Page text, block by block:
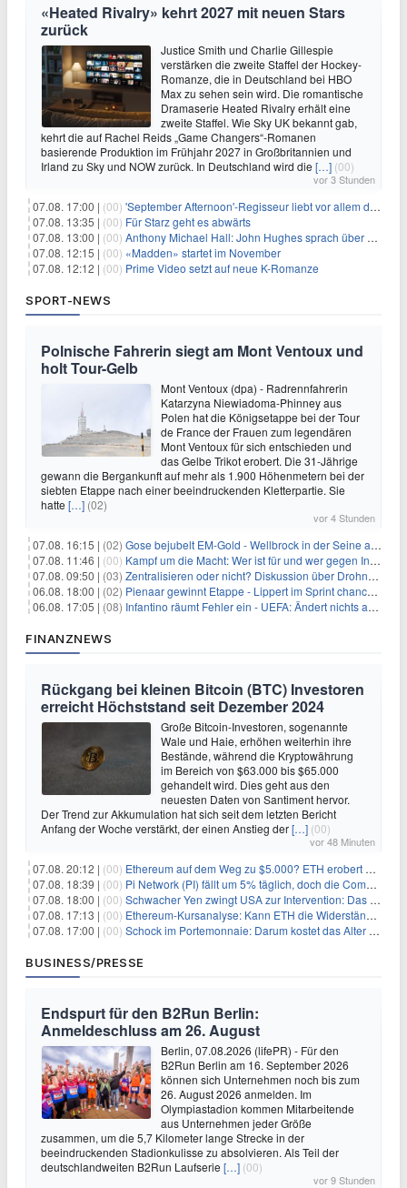
«Heated Rivalry» kehrt 2027 mit neuen Stars
zurück
Justice Smith und Charlie Gillespie
verstärken die zweite Staffel der Hockey-
Romanze, die in Deutschland bei HBO
Max zu sehen sein wird. Die romantische
Dramaserie Heated Rivalry erhält eine
zweite Staffel. Wie Sky UK bekannt gab,
kehrt die auf Rachel Reids „Game Changers“-Romanen
basierende Produktion im Frühjahr 2027 in Großbritannien und
Irland zu Sky und NOW zurück. In Deutschland wird die […] (00)
vor 3 Stunden
07.08. 17:00 | (00) 'September Afternoon'-Regisseur liebt vor allem die 'Banalität' in seinen Filmen
07.08. 13:35 | (00) Für Starz geht es abwärts
07.08. 13:00 | (00) Anthony Michael Hall: John Hughes sprach über eine Fortsetzung von 'The Breakfast Club'
07.08. 12:15 | (00) «Madden» startet im November
07.08. 12:12 | (00) Prime Video setzt auf neue K-Romanze
SPORT-NEWS
Polnische Fahrerin siegt am Mont Ventoux und
holt Tour-Gelb
Mont Ventoux (dpa) - Radrennfahrerin
Katarzyna Niewiadoma-Phinney aus
Polen hat die Königsetappe bei der Tour
de France der Frauen zum legendären
Mont Ventoux für sich entschieden und
das Gelbe Trikot erobert. Die 31-Jährige
gewann die Bergankunft auf mehr als 1.900 Höhenmetern bei der
siebten Etappe nach einer beeindruckenden Kletterpartie. Sie
hatte […] (02)
vor 4 Stunden
07.08. 16:15 | (02) Gose bejubelt EM-Gold - Wellbrock in der Seine ausgebremst
07.08. 11:46 | (00) Kampf um die Macht: Wer ist für und wer gegen Infantino?
07.08. 09:50 | (03) Zentralisieren oder nicht? Diskussion über Drohnenabwehr
06.08. 18:00 | (02) Pienaar gewinnt Etappe - Lippert im Sprint chancenlos
06.08. 17:05 | (08) Infantino räumt Fehler ein - UEFA: Ändert nichts an Boykott
FINANZNEWS
Rückgang bei kleinen Bitcoin (BTC) Investoren
erreicht Höchststand seit Dezember 2024
Große Bitcoin-Investoren, sogenannte
Wale und Haie, erhöhen weiterhin ihre
Bestände, während die Kryptowährung
im Bereich von $63.000 bis $65.000
gehandelt wird. Dies geht aus den
neuesten Daten von Santiment hervor.
Der Trend zur Akkumulation hat sich seit dem letzten Bericht
Anfang der Woche verstärkt, der einen Anstieg der[…] (00)
vor 48 Minuten
07.08. 20:12 | (00) Ethereum auf dem Weg zu $5.000? ETH erobert wichtige Marke zurück, während Institutionen weiter akkumulieren
07.08. 18:39 | (00) Pi Network (PI) fällt um 5% täglich, doch die Community bleibt optimistisch
07.08. 18:00 | (00) Schwacher Yen zwingt USA zur Intervention: Das größte Risiko seit 15 Jahren
07.08. 17:13 | (00) Ethereum-Kursanalyse: Kann ETH die Widerstände der gleitenden Durchschnitte überwinden?
07.08. 17:00 | (00) Schock im Portemonnaie: Darum kostet das Alter deutlich mehr als Sie denken
BUSINESS/PRESSE
Endspurt für den B2Run Berlin:
Anmeldeschluss am 26. August
Berlin, 07.08.2026 (lifePR) - Für den
B2Run Berlin am 16. September 2026
können sich Unternehmen noch bis zum
26. August 2026 anmelden. Im
Olympiastadion kommen Mitarbeitende
aus Unternehmen jeder Größe
zusammen, um die 5,7 Kilometer lange Strecke in der
beeindruckenden Stadionkulisse zu absolvieren. Als Teil der
deutschlandweiten B2Run Laufserie […] (00)
vor 9 Stunden